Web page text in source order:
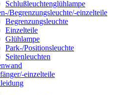
Schlußleuchtenglühlampe
Begrenzungsleuchte/-einzelteile
Begrenzungsleuchte
Einzelteile
Glühlampe
Park-/Positionsleuchte
Seitenleuchten
einzelteile